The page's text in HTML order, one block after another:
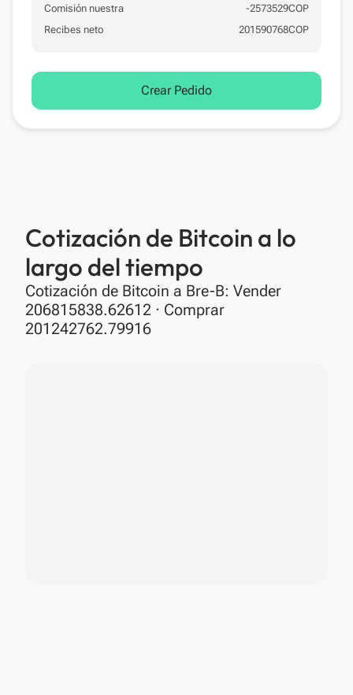
Comisión nuestra -2573529COP
Recibes neto
201590768COP
Crear Pedido
Cotización de Bitcoin a lo
largo del tiempo
Cotización de Bitcoin a Bre-B: Vender
206815838.62612 · Comprar
201242762.79916